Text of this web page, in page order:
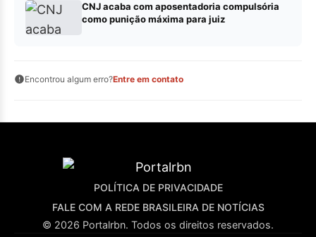
CNJ acaba com aposentadoria compulsória
como punição máxima para juiz
Encontrou algum erro?Entre em contato
POLÍTICA DE PRIVACIDADE
FALE COM A REDE BRASILEIRA DE NOTÍCIAS
© 2026 Portalrbn. Todos os direitos reservados.